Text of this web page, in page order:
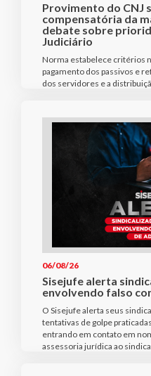
Provimento do CNJ
compensatória da
debate sobre
Judiciário
Norma estabelece critérios
pagamento dos passivos e
dos servidores e a
06/08/26
Sisejufe alerta
envolvendo falso
O Sisejufe alerta seus
tentativas de golpe
entrando em contato em
assessoria jurídica ao